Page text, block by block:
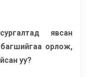
явсан
орлож,
уу?